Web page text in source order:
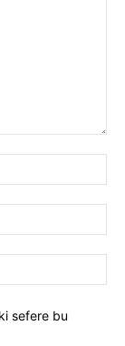
sefere bu